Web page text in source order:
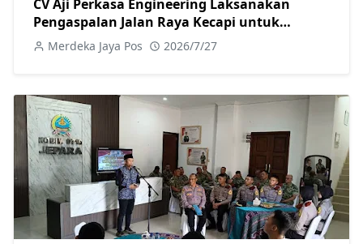
CV Aji Perkasa Engineering Laksanakan
Pengaspalan Jalan Raya Kecapi untuk
Tingkatkan Kualitas Infrastruktur
Merdeka Jaya Pos 2026/7/27